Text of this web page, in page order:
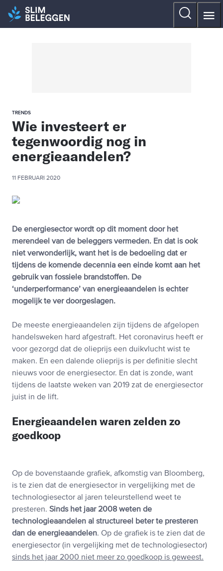
TRENDS
Wie investeert er
tegenwoordig nog in
energieaandelen?
11 FEBRUARI 2020
De energiesector wordt op dit moment door het
merendeel van de beleggers vermeden. En dat is ook
niet verwonderlijk, want het is de bedoeling dat er
tijdens de komende decennia een einde komt aan het
gebruik van fossiele brandstoffen. De
‘underperformance’ van energieaandelen is echter
mogelijk te ver doorgeslagen.
De meeste energieaandelen zijn tijdens de afgelopen
handelsweken hard afgestraft. Het coronavirus heeft er
voor gezorgd dat de olieprijs een duikvlucht wist te
maken. En een dalende olieprijs is per definitie slecht
nieuws voor de energiesector. En dat is zonde, want
tijdens de laatste weken van 2019 zat de energiesector
juist in de lift.
Energieaandelen waren zelden zo
goedkoop
Op de bovenstaande grafiek, afkomstig van Bloomberg,
is te zien dat de energiesector in vergelijking met de
technologiesector al jaren teleurstellend weet te
presteren. Sinds het jaar 2008 weten de
technologieaandelen al structureel beter te presteren
dan de energieaandelen. Op de grafiek is te zien dat de
energiesector (in vergelijking met de technologiesector)
sinds het jaar 2000 niet meer zo goedkoop is geweest.